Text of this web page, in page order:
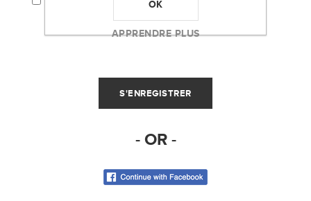
SOIENT UTILISÉES POUR L'ENVOI DE LA
- OR -
OK
APPRENDRE PLUS